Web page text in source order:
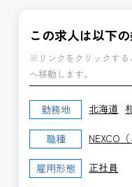
この求人は以下
※リンクをクリックする
へ移動します。
勤務地 北海道
職種 NEXCO
雇用形態 正社員